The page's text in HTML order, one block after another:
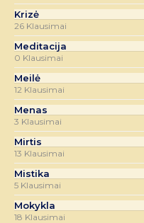
Krizė
26 Klausimai
Meditacija
0 Klausimai
Meilė
12 Klausimai
Menas
3 Klausimai
Mirtis
13 Klausimai
Mistika
5 Klausimai
Mokykla
18 Klausimai